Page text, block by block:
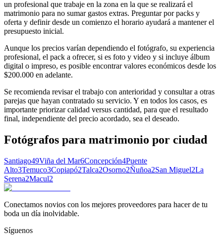
un profesional que trabaje en la zona en la que se realizará el
matrimonio para no sumar gastos extras. Preguntar por packs y
oferta y definir desde un comienzo el horario ayudará a mantener el
presupuesto inicial.
Aunque los precios varían dependiendo el fotógrafo, su experiencia
profesional, el pack a ofrecer, si es foto y video y si incluye álbum
digital o impreso, es posible encontrar valores económicos desde los
$200.000 en adelante.
Se recomienda revisar el trabajo con anterioridad y consultar a otras
parejas que hayan contratado su servicio. Y en todos los casos, es
importante priorizar calidad versus cantidad, para que el resultado
final, independiente del precio acordado, sea el deseado.
Fotógrafos para matrimonio por ciudad
Santiago49Viña del Mar6Concepción4Puente
Alto3Temuco3Copiapó2Talca2Osorno2Ñuñoa2San Miguel2La
Serena2Macul2
Conectamos novios con los mejores proveedores para hacer de tu
boda un día inolvidable.
Síguenos